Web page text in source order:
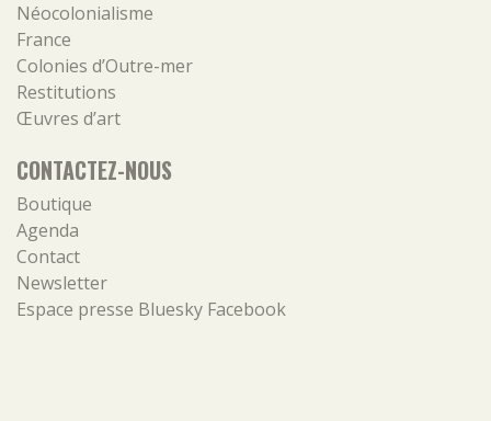
Néocolonialisme
France
Colonies d’Outre-mer
Restitutions
Œuvres d’art
CONTACTEZ-NOUS
Boutique
Agenda
Contact
Newsletter
Espace presse Bluesky Facebook